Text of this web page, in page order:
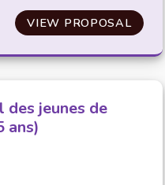
VIEW PROPOSAL
des jeunes de
ans)